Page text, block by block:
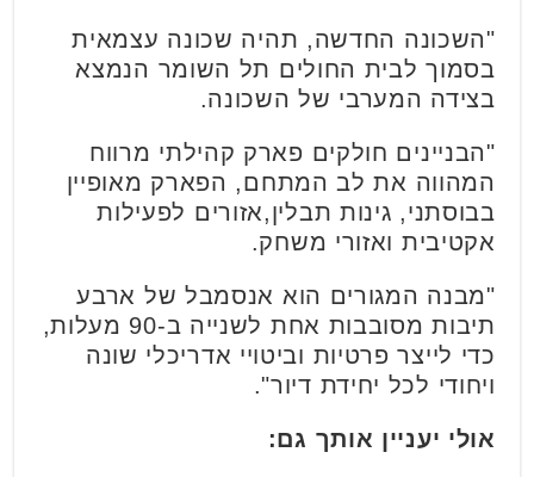
"השכונה החדשה, תהיה שכונה עצמאית
בסמוך לבית החולים תל השומר הנמצא
בצידה המערבי של השכונה.
"הבניינים חולקים פארק קהילתי מרווח
המהווה את לב המתחם, הפארק מאופיין
בבוסתני, גינות תבלין,אזורים לפעילות
אקטיבית ואזורי משחק.
"מבנה המגורים הוא אנסמבל של ארבע
תיבות מסובבות אחת לשנייה ב-90 מעלות,
כדי לייצר פרטיות וביטויי אדריכלי שונה
ויחודי לכל יחידת דיור".
אולי יעניין אותך גם: